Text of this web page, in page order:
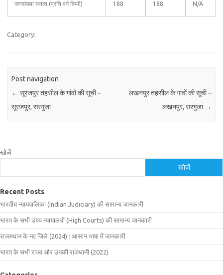
जनसंख्या घनत्व (प्रति वर्ग किमी) 188 188 N/A
Category:
Post navigation
← सूरजपुर तहसील के गांवों की सूची –
सूरजपुर, सरगुजा
लखनपुर तहसील के गांवों की सूची –
लखनपुर, सरगुजा →
खोजें
खोजें
Recent Posts
भारतीय न्यायपालिका (Indian Judiciary) की सामान्य जानकारी
भारत के सभी उच्च न्यायालयों (High Courts) की सामान्य जानकारी
राजस्थान के नए जिले (2024) : आसान भाषा में जानकारी
भारत के सभी राज्य और उनकी राजधानी (2022)